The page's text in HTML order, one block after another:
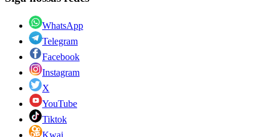
WhatsApp
Telegram
Facebook
Instagram
X
YouTube
Tiktok